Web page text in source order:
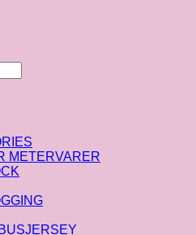
METERVARER